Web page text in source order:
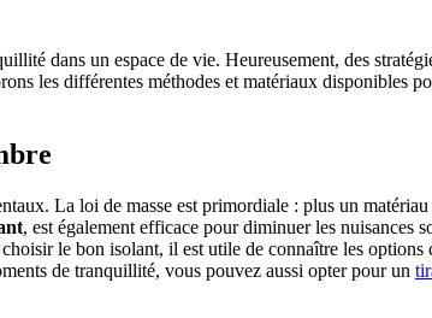
dans un espace de vie. Heureusement, des
les différentes méthodes et matériaux disponibles
La loi de masse est primordiale : plus un
, est également efficace pour diminuer les nuisances
le bon isolant, il est utile de connaître les options
de tranquillité, vous pouvez aussi opter pour un